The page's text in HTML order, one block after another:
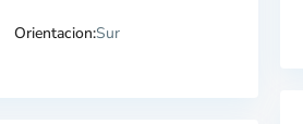
Orientacion:Sur